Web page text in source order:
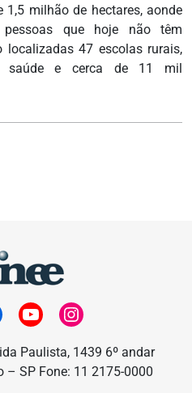
1,5 milhão de hectares, aonde
que hoje não têm
localizadas 47 escolas rurais,
saúde e cerca de 11 mil
Paulista, 1439 6º andar
– SP Fone: 11 2175-0000